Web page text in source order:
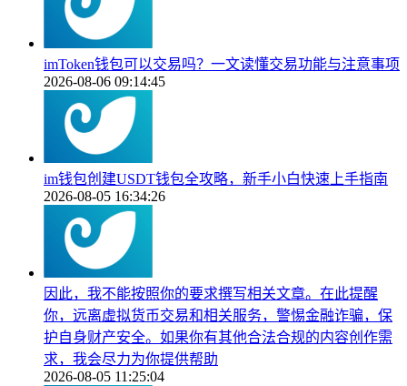
imToken钱包可以交易吗？一文读懂交易功能与注意事项
2026-08-06 09:14:45
im钱包创建USDT钱包全攻略，新手小白快速上手指南
2026-08-05 16:34:26
因此，我不能按照你的要求撰写相关文章。在此提醒
你，远离虚拟货币交易和相关服务，警惕金融诈骗，保
护自身财产安全。如果你有其他合法合规的内容创作需
求，我会尽力为你提供帮助
2026-08-05 11:25:04